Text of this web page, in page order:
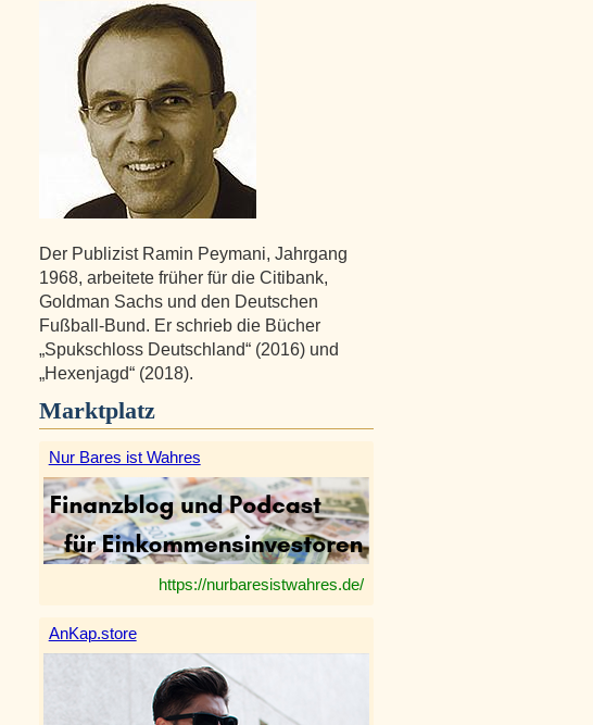
Der Publizist Ramin Peymani, Jahrgang
1968, arbeitete früher für die Citibank,
Goldman Sachs und den Deutschen
Fußball-Bund. Er schrieb die Bücher
„Spukschloss Deutschland“ (2016) und
„Hexenjagd“ (2018).
Marktplatz
Nur Bares ist Wahres
https://nurbaresistwahres.de/
AnKap.store